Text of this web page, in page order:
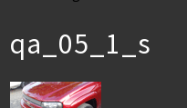
qa_05_1_s